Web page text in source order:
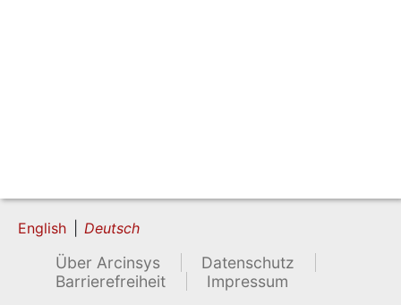
English Deutsch
Über Arcinsys
Datenschutz
Barrierefreiheit
Impressum